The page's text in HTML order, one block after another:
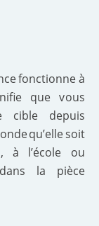
fonctionne à
que vous
cible depuis
qu’elle soit
à l’école ou
la pièce